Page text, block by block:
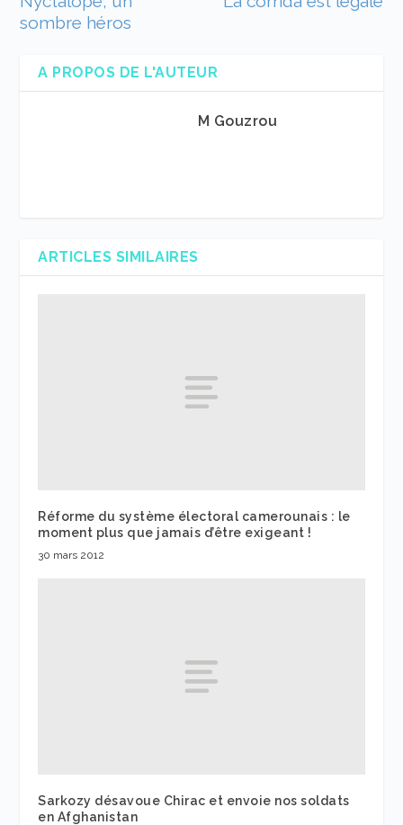
sombre héros
A PROPOS DE L'AUTEUR
M Gouzrou
ARTICLES SIMILAIRES
Réforme du système électoral camerounais : le
moment plus que jamais d’être exigeant !
30 mars 2012
Sarkozy désavoue Chirac et envoie nos soldats
en Afghanistan